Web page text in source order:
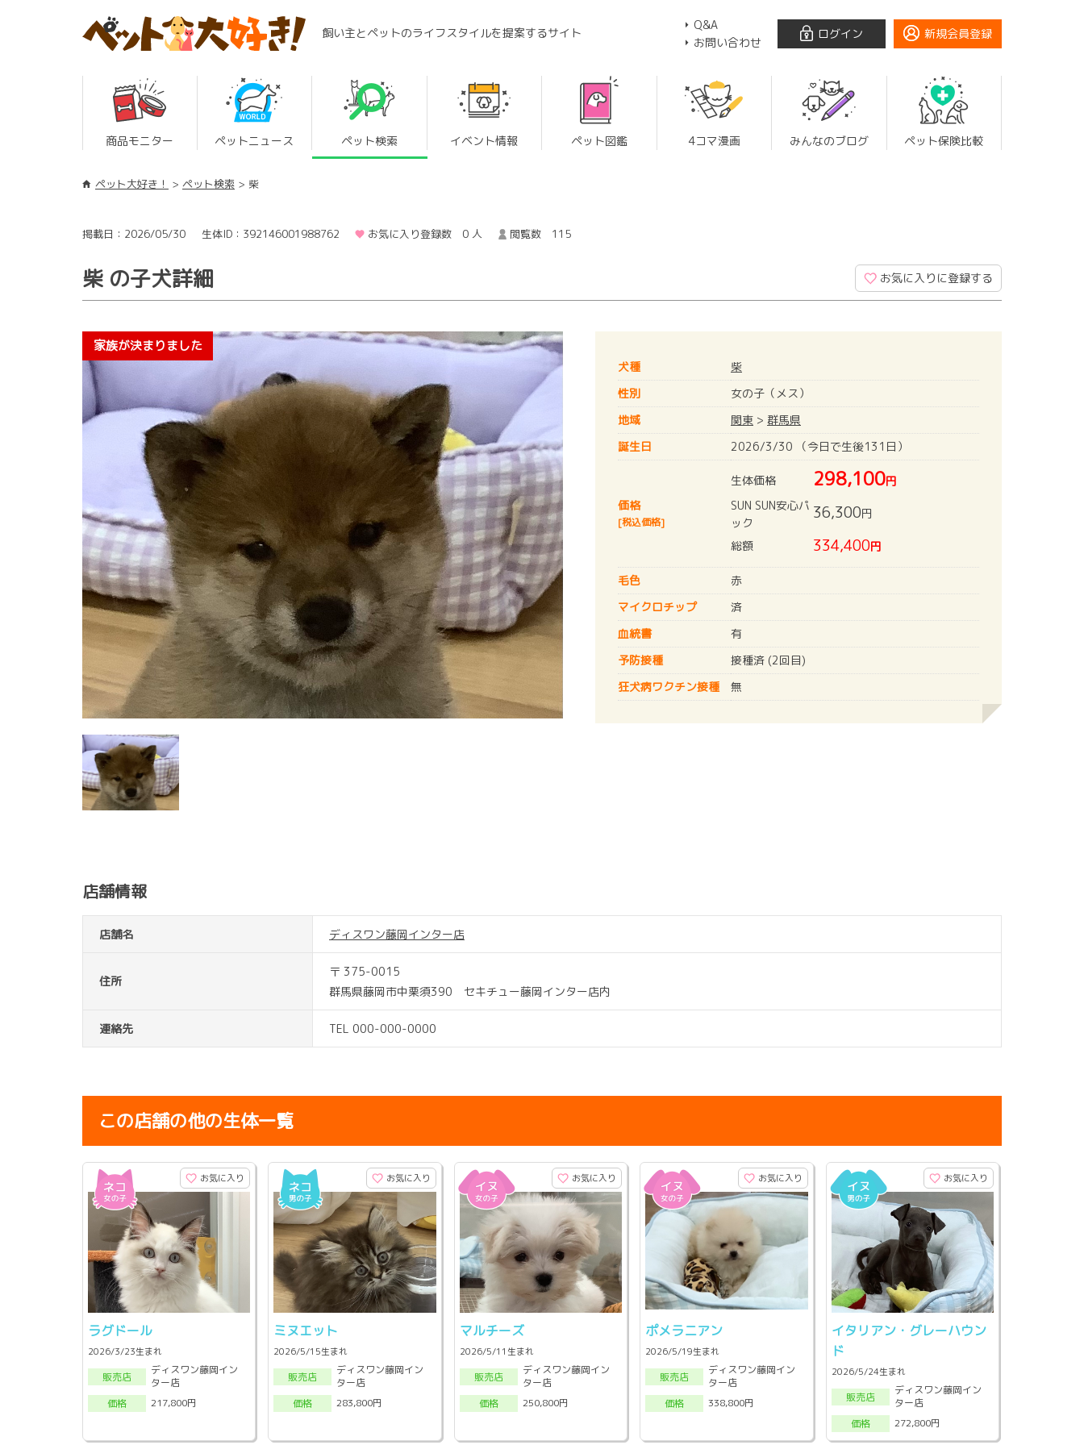
飼い主とペットのライフスタイルを提案するサイト
Q&A
お問い合わせ
ログイン 新規会員登録
商品モニター ペットニュース ペット検索 イベント情報 ペット図鑑 4コマ漫画 みんなのブログ ペット保険比較
ペット大好き！ ペット検索 柴
掲載日：2026/05/30 生体ID：392146001988762 お気に入り登録数 0 人 閲覧数 115
柴 の子犬詳細 お気に入りに登録する
犬種
柴
性別
女の子（メス）
地域
関東 > 群馬県
誕生日
2026/3/30 （今日で生後131日）
価格
[税込価格]
生体価格 298,100円
SUN SUN安心パ
ック
36,300円
総額 334,400円
毛色
赤
マイクロチップ
済
血統書
有
予防接種
接種済 (2回目)
狂犬病ワクチン接種 無
店舗情報
店舗名 ディスワン藤岡インター店
住所
〒 375-0015
群馬県藤岡市中栗須390 セキチュー藤岡インター店内
連絡先 TEL 000-000-0000
この店舗の他の生体一覧
お気に入り
ラグドール
2026/3/23生まれ
販売店
ディスワン藤岡イン
ター店
価格
217,800円
お気に入り
ミヌエット
2026/5/15生まれ
販売店
ディスワン藤岡イン
ター店
価格
283,800円
お気に入り
マルチーズ
2026/5/11生まれ
販売店
ディスワン藤岡イン
ター店
価格
250,800円
お気に入り
ポメラニアン
2026/5/19生まれ
販売店
ディスワン藤岡イン
ター店
価格
338,800円
お気に入り
イタリアン・グレーハウン
ド
2026/5/24生まれ
販売店
ディスワン藤岡イン
ター店
価格
272,800円